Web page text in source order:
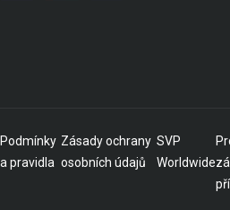
Podmínky
a pravidla
Zásady ochrany
osobních údajů
SVP
Worldwide